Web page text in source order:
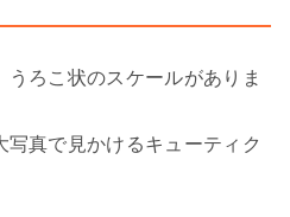
ろこ状のスケールがありま
写真で見かけるキューティク